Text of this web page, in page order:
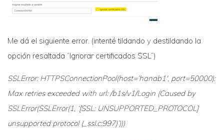
Me dá el siguiente error. (intenté tildando y destildando la
opción resaltada “Ignorar certificados SSL”)
SSLError: HTTPSConnectionPool(host=’hanab1′, port=50000):
Max retries exceeded with url: /b1s/v1/Login (Caused by
SSLError(SSLError(1, ‘[SSL: UNSUPPORTED_PROTOCOL]
unsupported protocol (_ssl.c:997)’)))